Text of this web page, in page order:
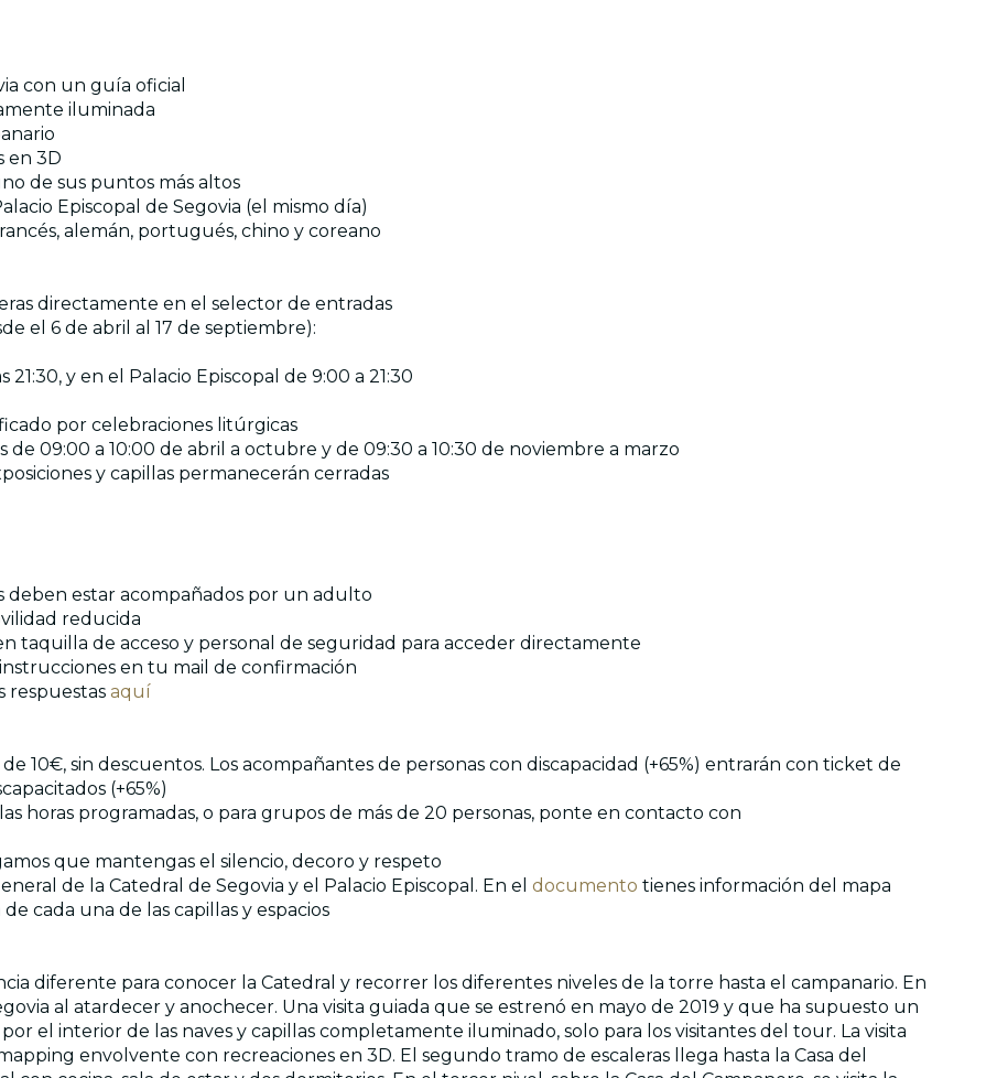
con un guía oficial
iluminada
en 3D
de sus puntos más altos
Episcopal de Segovia (el mismo día)
alemán, portugués, chino y coreano
directamente en el selector de entradas
el 6 de abril al 17 de septiembre):
y en el Palacio Episcopal de 9:00 a 21:30
por celebraciones litúrgicas
09:00 a 10:00 de abril a octubre y de 09:30 a 10:30 de noviembre a marzo
y capillas permanecerán cerradas
deben estar acompañados por un adulto
reducida
taquilla de acceso y personal de seguridad para acceder directamente
en tu mail de confirmación
respuestas aquí
10€, sin descuentos. Los acompañantes de personas con discapacidad (+65%) entrarán con ticket de
(+65%)
horas programadas, o para grupos de más de 20 personas, ponte en contacto con
que mantengas el silencio, decoro y respeto
de la Catedral de Segovia y el Palacio Episcopal. En el documento tienes información del mapa
cada una de las capillas y espacios
diferente para conocer la Catedral y recorrer los diferentes niveles de la torre hasta el campanario. En
al atardecer y anochecer. Una visita guiada que se estrenó en mayo de 2019 y que ha supuesto un
el interior de las naves y capillas completamente iluminado, solo para los visitantes del tour. La visita
envolvente con recreaciones en 3D. El segundo tramo de escaleras llega hasta la Casa del